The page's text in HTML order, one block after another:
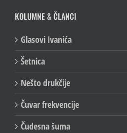
KOLUMNE & ČLANCI
Glasovi Ivanića
Šetnica
Nešto drukčije
Čuvar frekvencije
Čudesna šuma